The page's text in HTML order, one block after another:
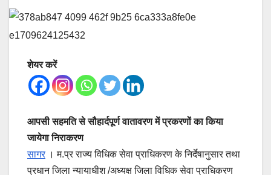
शेयर करें
आपसी सहमति से सौहार्दपूर्ण वातावरण में प्रकरणों का किया
जायेगा निराकरण
सागर। म.प्र राज्य विधिक सेवा प्राधिकरण के निर्देषानुसार तथा
प्रधान जिला न्यायाधीश /अध्यक्ष जिला विधिक सेवा प्राधिकरण